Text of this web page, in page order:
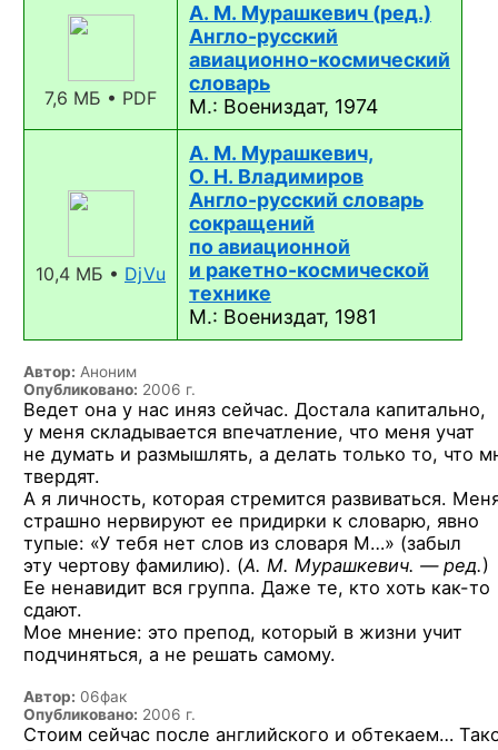
7,6 МБ • PDF
А. М. Мурашкевич (ред.)
Англо-русский
авиационно-космический
словарь
М.: Воениздат, 1974
10,4 МБ • DjVu
А. М. Мурашкевич,
О. Н. Владимиров
Англо-русский словарь
сокращений
по авиационной
и ракетно-космической
технике
М.: Воениздат, 1981
Автор: Аноним
Опубликовано: 2006 г.
Ведет она у нас иняз сейчас. Достала капитально,
у меня складывается впечатление, что меня учат
не думать и размышлять, а делать только то, что
твердят.
А я личность, которая стремится развиваться.
страшно нервируют ее придирки к словарю, явно
тупые: «У тебя нет слов из словаря М…» (забыл
эту чертову фамилию). (А. М. Мурашкевич. — ред.)
Ее ненавидит вся группа. Даже те, кто хоть как-то
сдают.
Мое мнение: это препод, который в жизни учит
подчиняться, а не решать самому.
Автор: 06фак
Опубликовано: 2006 г.
Стоим сейчас после английского и обтекаем…